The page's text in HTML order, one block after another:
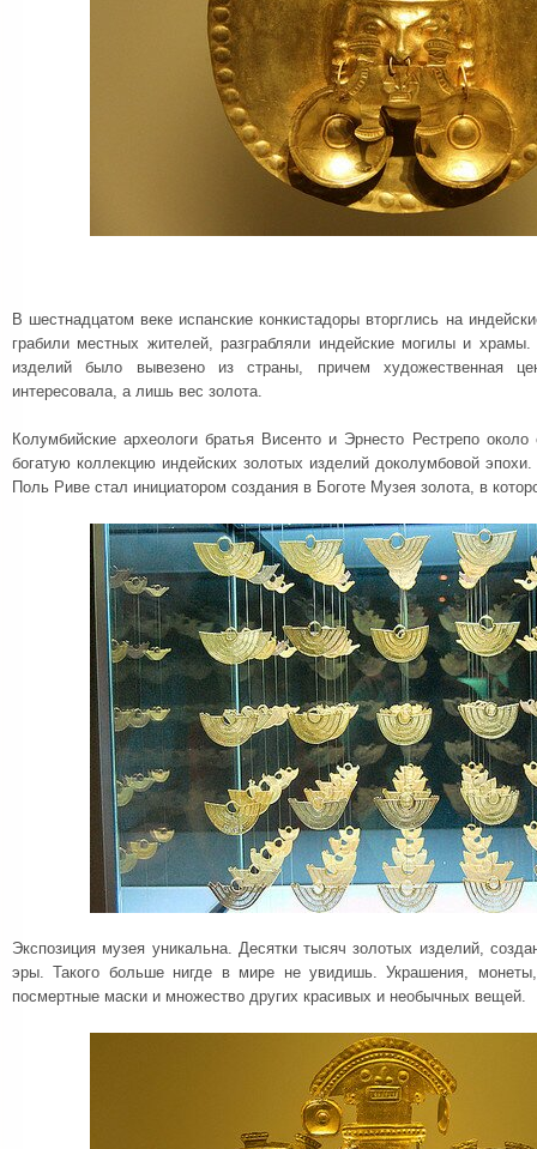
В шестнадцатом веке испанские конкистадоры вторглись на
грабили местных жителей, разграбляли индейские могилы и
изделий было вывезено из страны, причем художественная
интересовала, а лишь вес золота.
Колумбийские археологи братья Висенто и Эрнесто Рестрепо
богатую коллекцию индейских золотых изделий доколумбовой
Поль Риве стал инициатором создания в Боготе Музея золота, в
Экспозиция музея уникальна. Десятки тысяч золотых изделий,
эры. Такого больше нигде в мире не увидишь. Украшения,
посмертные маски и множество других красивых и необычных вещей.